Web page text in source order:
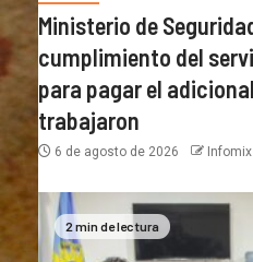
Ministerio de
cumplimiento del
para pagar el
trabajaron
6 de agosto de 2026 Infomix
2 min de lectura